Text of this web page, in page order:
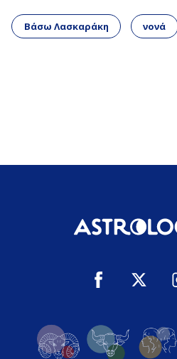
Βάσω Λασκαράκη νονά